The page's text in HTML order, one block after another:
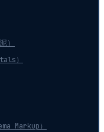
）
）
Markup）